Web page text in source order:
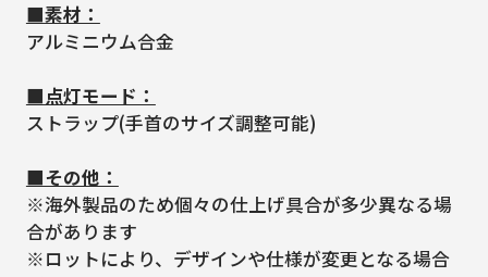
■素材：
アルミニウム合金
■点灯モード：
ストラップ(手首のサイズ調整可能)
■その他：
※海外製品のため個々の仕上げ具合が多少異なる場
合があります
※ロットにより、デザインや仕様が変更となる場合